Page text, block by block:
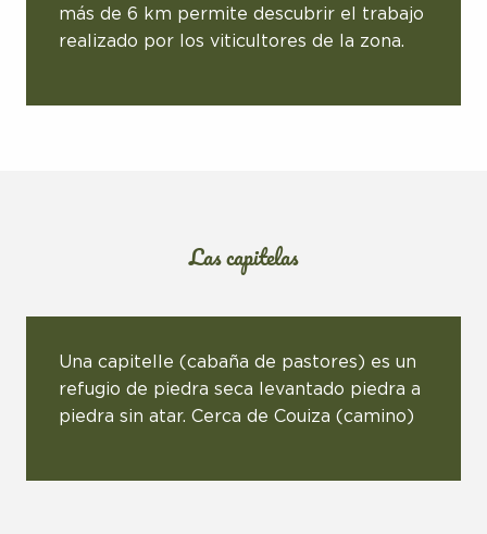
más de 6 km permite descubrir el trabajo
realizado por los viticultores de la zona.
Las capitelas
Una capitelle (cabaña de pastores) es un
refugio de piedra seca levantado piedra a
piedra sin atar. Cerca de Couiza (camino)